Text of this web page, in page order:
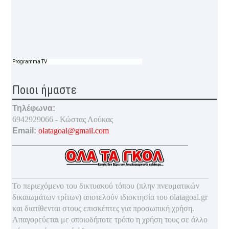
Programma TV
Ποιοι ήμαστε
Τηλέφωνα:
6942929066 - Κώστας Λούκας
Email: olatagoal@gmail.com
Το περιεχόμενο του δικτυακού τόπου (πλην πνευματικών
δικαιωμάτων τρίτων) αποτελούν ιδιοκτησία του olatagoal.gr
και διατίθενται στους επισκέπτες για προσωπική χρήση.
Απαγορεύεται με οποιοδήποτε τρόπο η χρήση τους σε άλλο